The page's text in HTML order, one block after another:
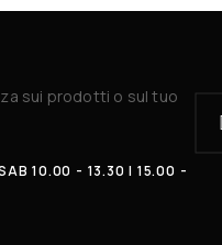
sui prodotti o sul tuo
10.00 - 13.30 | 15.00 -